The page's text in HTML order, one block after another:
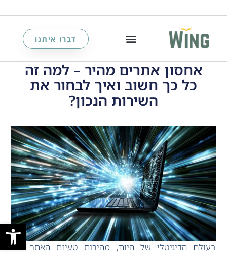
פתח
דברו איתנו
אחסון אתרים מהיר – למה זה
כל כך חשוב ואיך לבחור את
השירות הנכון?
בעולם הדיגיטלי של היום, מהירות טעינת האתר היא